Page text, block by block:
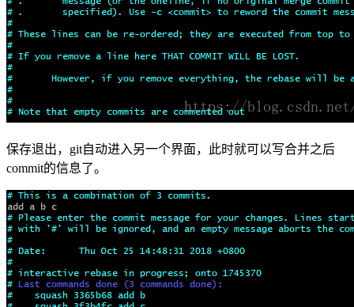
保存退出，git自动进入另一个界面，此时就可以写合并之后
commit的信息了。